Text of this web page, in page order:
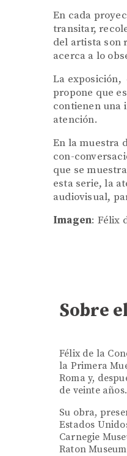
En cada
transitar,
del artista son
acerca a lo
La exposición,
propone que
contienen una
atención.
En la muestra
con-
que se
esta serie, la
audiovisual,
Imagen: Félix
Sobre
Félix de la
la Primera
Roma y,
de veinte años.
Su obra,
Estados
Carnegie
Raton